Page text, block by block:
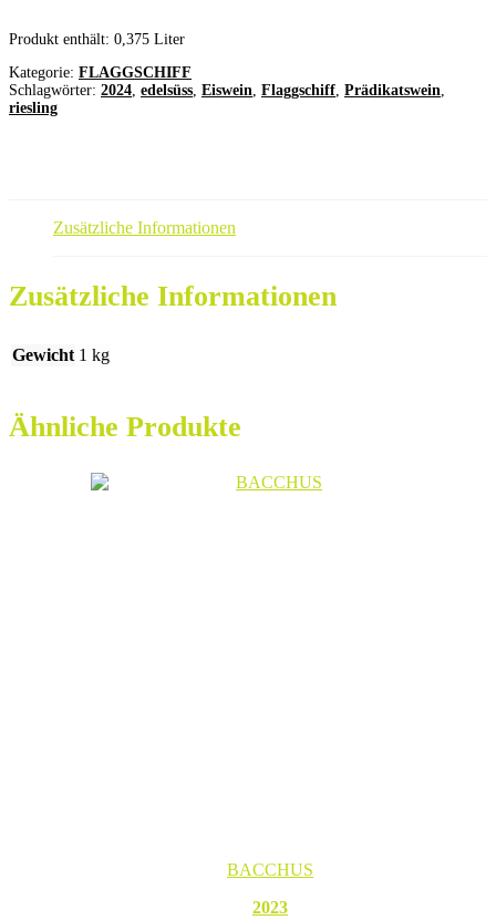
Produkt enthält: 0,375 Liter
Kategorie: FLAGGSCHIFF
Schlagwörter: 2024, edelsüss, Eiswein, Flaggschiff, Prädikatswein,
riesling
Zusätzliche Informationen
Zusätzliche Informationen
Gewicht 1 kg
Ähnliche Produkte
BACCHUS
2023